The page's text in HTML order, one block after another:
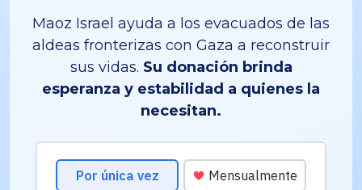
Maoz Israel ayuda a los evacuados de las
aldeas fronterizas con Gaza a reconstruir
sus vidas. Su donación brinda
esperanza y estabilidad a quienes la
necesitan.